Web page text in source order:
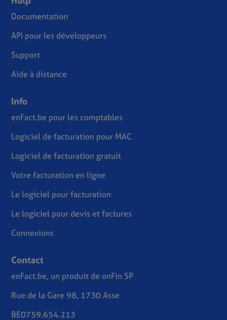
Documentation
API pour les développeurs
Support
Aide à distance
Info
enFact.be pour les comptables
Logiciel de facturation pour MAC
Logiciel de facturation gratuit
Votre facturation en ligne
Le logiciel pour facturation
Le logiciel pour devis et factures
Connexions
Contact
enFact.be, un produit de onFin SP
Rue de la Gare 98, 1730 Asse
BE0759.654.213